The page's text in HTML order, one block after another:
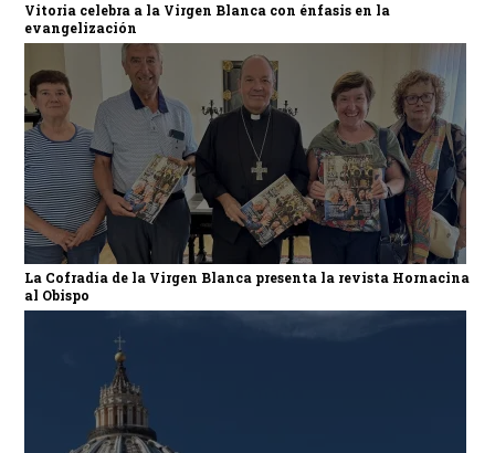
Vitoria celebra a la Virgen Blanca con énfasis en la
evangelización
La Cofradía de la Virgen Blanca presenta la revista Hornacina
al Obispo